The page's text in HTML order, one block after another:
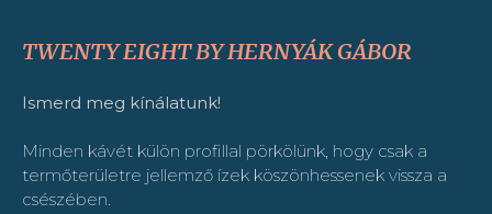
TWENTY EIGHT BY HERNYÁK GÁBOR
Ismerd meg kínálatunk!
Minden kávét külön profillal pörkölünk, hogy csak a
termőterületre jellemző ízek köszönhessenek vissza a
csészében.